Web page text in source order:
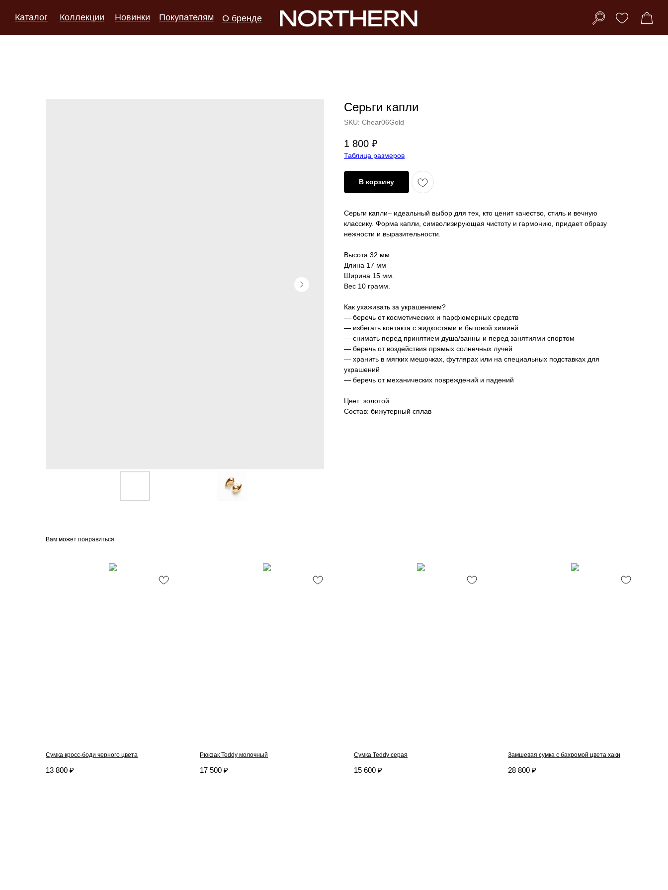
Каталог Коллекции Новинки О бренде
Покупателям
Серьги капли
SKU: Chear06Gold
1 800 ₽
Таблица размеров
В корзину
Серьги капли– идеальный выбор для тех, кто ценит качество, стиль и вечную
классику. Форма капли, символизирующая чистоту и гармонию, придает образу
нежности и выразительности.
Высота 32 мм.
Длина 17 мм
Ширина 15 мм.
Вес 10 грамм.
Как ухаживать за украшением?
— беречь от косметических и парфюмерных средств
— избегать контакта с жидкостями и бытовой химией
— снимать перед принятием душа/ванны и перед занятиями спортом
— беречь от воздействия прямых солнечных лучей
— хранить в мягких мешочках, футлярах или на специальных подставках для
украшений
— беречь от механических повреждений и падений
Цвет: золотой
Состав: бижутерный сплав
Вам может понравиться
Сумка кросс-боди черного цвета
13 800 ₽
Рюкзак Teddy молочный
17 500 ₽
Сумка Teddy серая
15 600 ₽
Замшевая сумка с бахромой цвета хаки
28 800 ₽